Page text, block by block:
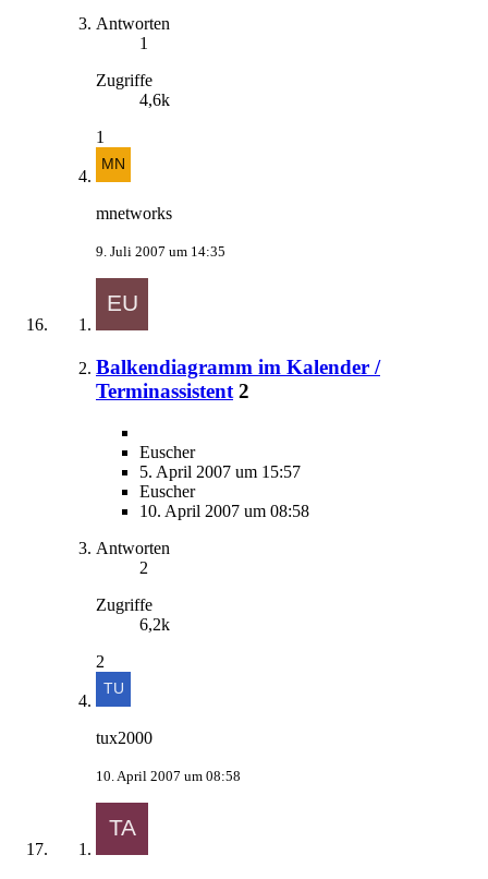
Antworten
1
Zugriffe
4,6k
1
mnetworks
9. Juli 2007 um 14:35
Balkendiagramm im Kalender /
Terminassistent 2
Euscher
5. April 2007 um 15:57
Euscher
10. April 2007 um 08:58
Antworten
2
Zugriffe
6,2k
2
tux2000
10. April 2007 um 08:58